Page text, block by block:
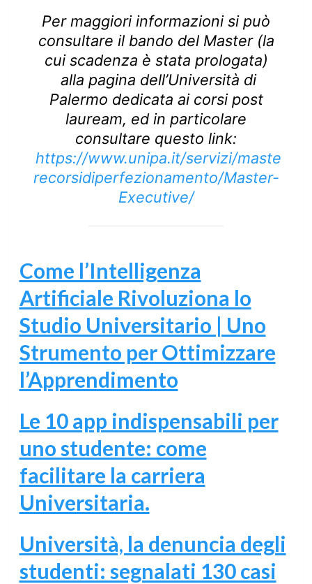
Per maggiori informazioni si può
consultare il bando del Master (la
cui scadenza è stata prologata)
alla pagina dell’Università di
Palermo dedicata ai corsi post
lauream, ed in particolare
consultare questo link:
https://www.unipa.it/servizi/maste
recorsidiperfezionamento/Master-
Executive/
Come l’Intelligenza
Artificiale Rivoluziona lo
Studio Universitario | Uno
Strumento per Ottimizzare
l’Apprendimento
Le 10 app indispensabili per
uno studente: come
facilitare la carriera
Universitaria.
Università, la denuncia degli
studenti: segnalati 130 casi